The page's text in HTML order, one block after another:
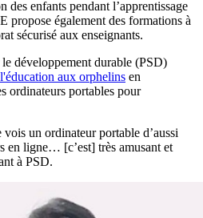
des enfants pendant l’apprentissage
propose également des formations à
sécurisé aux enseignants.
développement durable (PSD)
aux orphelins en
ordinateurs portables pour
un ordinateur portable d’aussi
en ligne… [c’est] très amusant et
à PSD.